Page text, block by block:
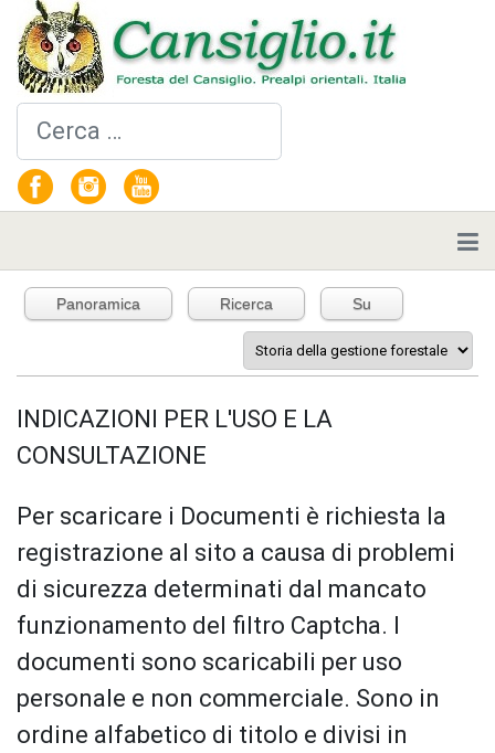
Cerca
Panoramica Ricerca Su
INDICAZIONI PER L'USO E LA
CONSULTAZIONE
Per scaricare i Documenti è richiesta la
registrazione al sito a causa di problemi
di sicurezza determinati dal mancato
funzionamento del filtro Captcha. I
documenti sono scaricabili per uso
personale e non commerciale. Sono in
ordine alfabetico di titolo e divisi in